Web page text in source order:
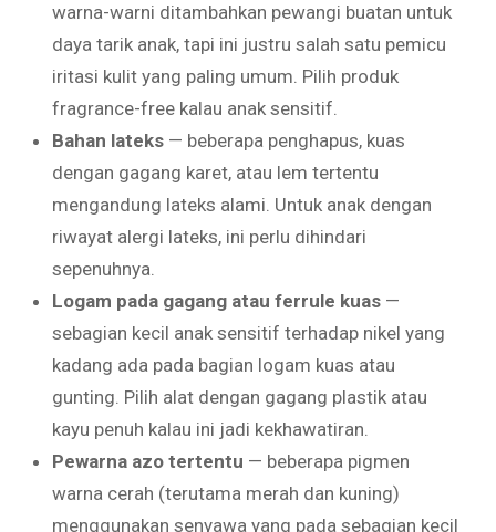
warna-warni ditambahkan pewangi buatan untuk
daya tarik anak, tapi ini justru salah satu pemicu
iritasi kulit yang paling umum. Pilih produk
fragrance-free kalau anak sensitif.
Bahan lateks — beberapa penghapus, kuas
dengan gagang karet, atau lem tertentu
mengandung lateks alami. Untuk anak dengan
riwayat alergi lateks, ini perlu dihindari
sepenuhnya.
Logam pada gagang atau ferrule kuas —
sebagian kecil anak sensitif terhadap nikel yang
kadang ada pada bagian logam kuas atau
gunting. Pilih alat dengan gagang plastik atau
kayu penuh kalau ini jadi kekhawatiran.
Pewarna azo tertentu — beberapa pigmen
warna cerah (terutama merah dan kuning)
menggunakan senyawa yang pada sebagian kecil